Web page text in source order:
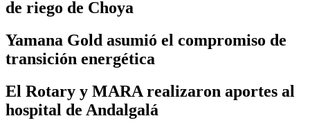
de riego de Choya
Yamana Gold asumió el compromiso de
transición energética
El Rotary y MARA realizaron aportes al
hospital de Andalgalá